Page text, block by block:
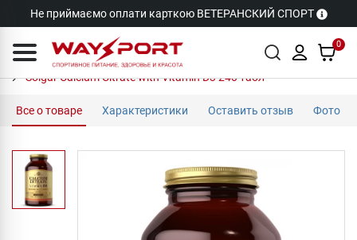
Не приймаємо оплати карткою ВЕТЕРАНСКИЙ СПОРТ
0
Solgar Calcium Citrate with Vitamin D3 240 табл
Все о товаре Характеристики Оставить отзыв Фото